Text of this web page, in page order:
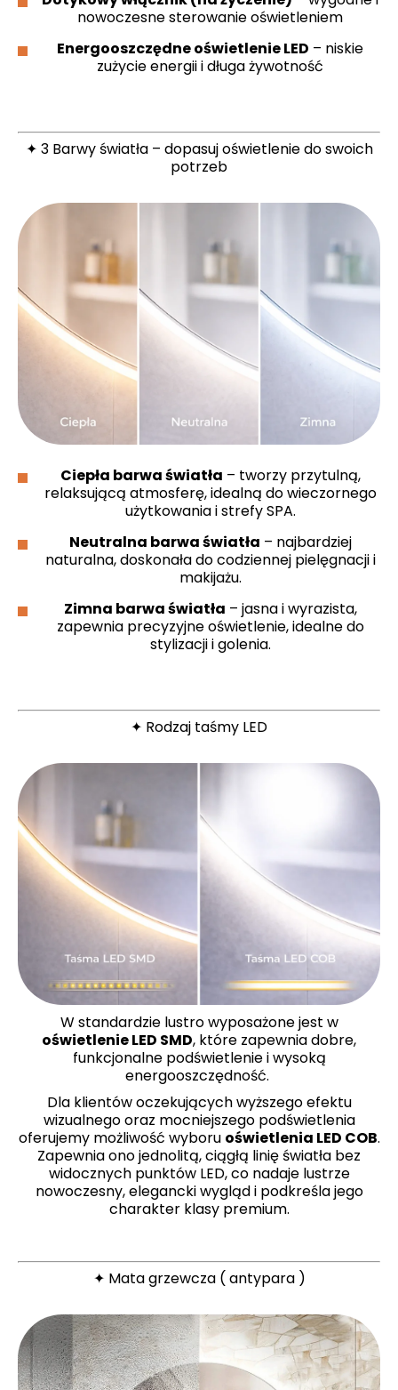
nowoczesne sterowanie oświetleniem
Energooszczędne oświetlenie LED – niskie
zużycie energii i długa żywotność
✦ 3 Barwy światła – dopasuj oświetlenie do swoich
potrzeb
Ciepła barwa światła – tworzy przytulną,
relaksującą atmosferę, idealną do wieczornego
użytkowania i strefy SPA.
Neutralna barwa światła – najbardziej
naturalna, doskonała do codziennej pielęgnacji i
makijażu.
Zimna barwa światła – jasna i wyrazista,
zapewnia precyzyjne oświetlenie, idealne do
stylizacji i golenia.
✦ Rodzaj taśmy LED
W standardzie lustro wyposażone jest w
oświetlenie LED SMD, które zapewnia dobre,
funkcjonalne podświetlenie i wysoką
energooszczędność.
Dla klientów oczekujących wyższego efektu
wizualnego oraz mocniejszego podświetlenia
oferujemy możliwość wyboru oświetlenia LED COB.
Zapewnia ono jednolitą, ciągłą linię światła bez
widocznych punktów LED, co nadaje lustrze
nowoczesny, elegancki wygląd i podkreśla jego
charakter klasy premium.
✦ Mata grzewcza ( antypara )